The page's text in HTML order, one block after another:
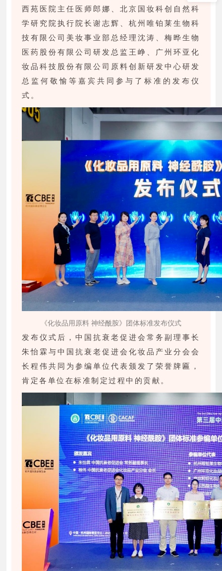
西苑医院主任医师郎娜、北京国妆科创自然科
学研究院执行院长谢志辉、杭州唯铂莱生物科
技有限公司美妆事业部总经理沈涛、梅晔生物
医药股份有限公司研发总监王峥、广州环亚化
妆品科技股份有限公司原料创新研发中心研发
总监何敬愉等嘉宾共同参与了标准的发布仪
式。
《化妆品用原料 神经酰胺》团体标准发布仪式
发布仪式后，中国抗衰老促进会常务副理事长
朱怡霖与中国抗衰老促进会化妆品产业分会会
长程伟共同为参编单位代表颁发了荣誉牌匾，
肯定各单位在标准制定过程中的贡献。